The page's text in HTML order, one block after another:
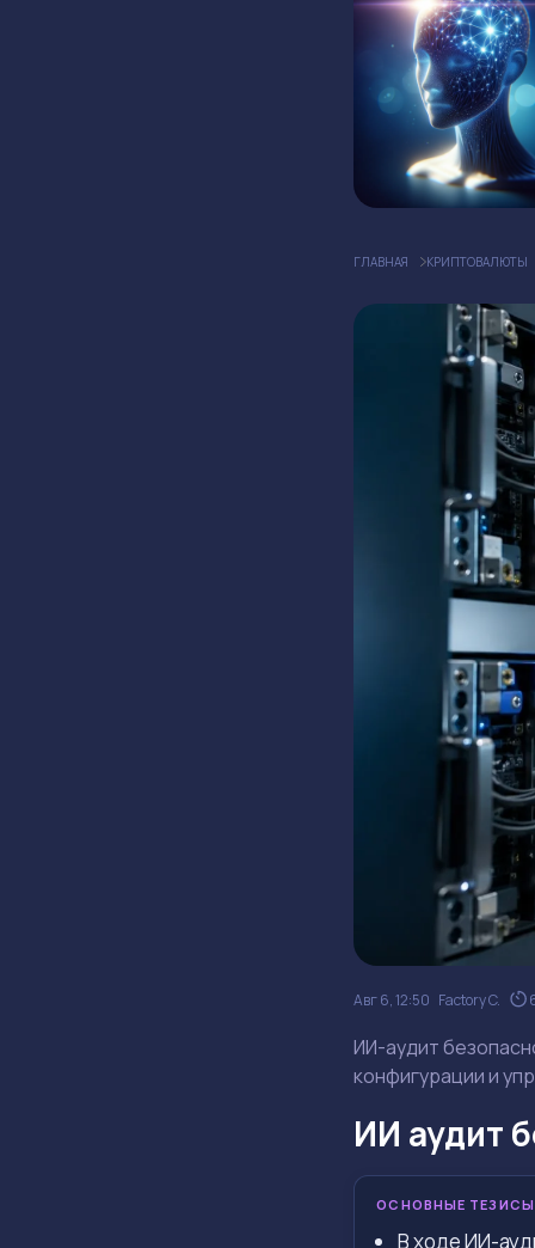
ГЛАВНАЯ КРИПТОВАЛЮТЫ
Авг 6, 12:50 Factory C.
ИИ-аудит
конфигурации и
ИИ аудит
ОСНОВНЫЕ ТЕЗИСЫ
В ходе ИИ-